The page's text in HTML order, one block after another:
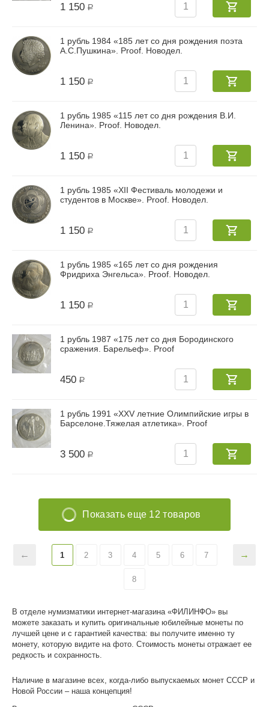
В отделе нумизматики интернет-магазина «ФИЛИНФО» вы
можете заказать и купить оригинальные юбилейные монеты по
лучшей цене и с гарантией качества: вы получите именно ту
монету, которую видите на фото. Стоимость монеты отражает ее
редкость и сохранность.
Наличие в магазине всех, когда-либо выпускаемых монет СССР и
Новой России – наша концепция!
1 150 Р
1 рубль 1984 «185 лет со дня рождения поэта
А.С.Пушкина». Proof. Новодел.
1 150 Р
1 рубль 1985 «115 лет со дня рождения В.И.
Ленина». Proof. Новодел.
1 150 Р
1 рубль 1985 «XII Фестиваль молодежи и
студентов в Москве». Proof. Новодел.
1 150 Р
1 рубль 1985 «165 лет со дня рождения
Фридриха Энгельса». Proof. Новодел.
1 150 Р
1 рубль 1987 «175 лет со дня Бородинского
сражения. Барельеф». Proof
450 Р
1 рубль 1991 «XXV летние Олимпийские игры в
Барселоне.Тяжелая атлетика». Proof
3 500 Р
Показать еще 12 товаров
1 2 3 4 5 6 7
8